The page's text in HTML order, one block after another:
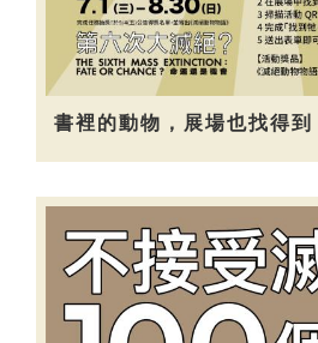
書裡的動物，展場也找得